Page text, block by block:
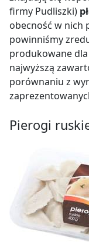
sól,
pieprz,
firmy Pudliszki)
obecność w nich
powinniśmy
produkowane
najwyższą
porównaniu z
Pierogi